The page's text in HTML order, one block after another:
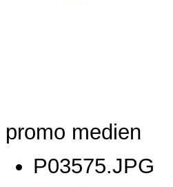
promo medien
P03575.JPG